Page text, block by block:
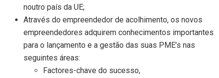
noutro país da UE;
Através do empreendedor de acolhimento, os novos
empreendedores adquirem conhecimentos importantes
para o lançamento e a gestão das suas PME’s nas
seguintes áreas:
Factores-chave do sucesso,